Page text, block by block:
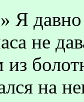
Я
не
на